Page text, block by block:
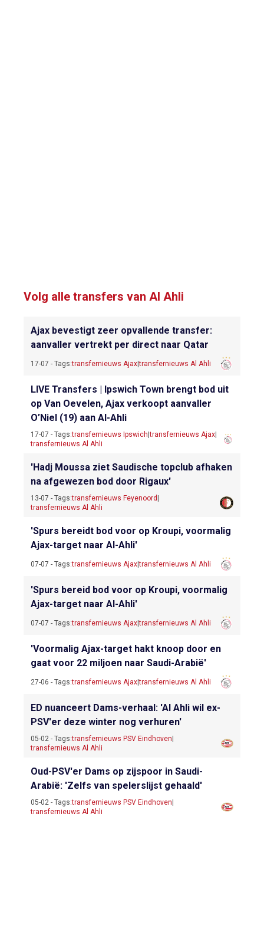
Volg alle transfers van Al Ahli
Ajax bevestigt zeer opvallende transfer:
aanvaller vertrekt per direct naar Qatar
17-07 - Tags:transfernieuws Ajax|transfernieuws Al Ahli
LIVE Transfers | Ipswich Town brengt bod uit
op Van Oevelen, Ajax verkoopt aanvaller
O’Niel (19) aan Al-Ahli
17-07 - Tags:transfernieuws Ipswich |transfernieuws Ajax
transfernieuws Al Ahli
'Hadj Moussa ziet Saudische topclub afhaken
na afgewezen bod door Rigaux'
13-07 - Tags:transfernieuws Feyenoord
transfernieuws Al Ahli
'Spurs bereidt bod voor op Kroupi, voormalig
Ajax-target naar Al-Ahli'
07-07 - Tags:transfernieuws Ajax|transfernieuws Al Ahli
'Spurs bereid bod voor op Kroupi, voormalig
Ajax-target naar Al-Ahli'
07-07 - Tags:transfernieuws Ajax|transfernieuws Al Ahli
'Voormalig Ajax-target hakt knoop door en
gaat voor 22 miljoen naar Saudi-Arabië'
27-06 - Tags:transfernieuws Ajax|transfernieuws Al Ahli
ED nuanceert Dams-verhaal: 'Al Ahli wil ex-
PSV'er deze winter nog verhuren'
05-02 - Tags:transfernieuws PSV Eindhoven
transfernieuws Al Ahli
Oud-PSV'er Dams op zijspoor in Saudi-
Arabië: 'Zelfs van spelerslijst gehaald'
05-02 - Tags:transfernieuws PSV Eindhoven
transfernieuws Al Ahli